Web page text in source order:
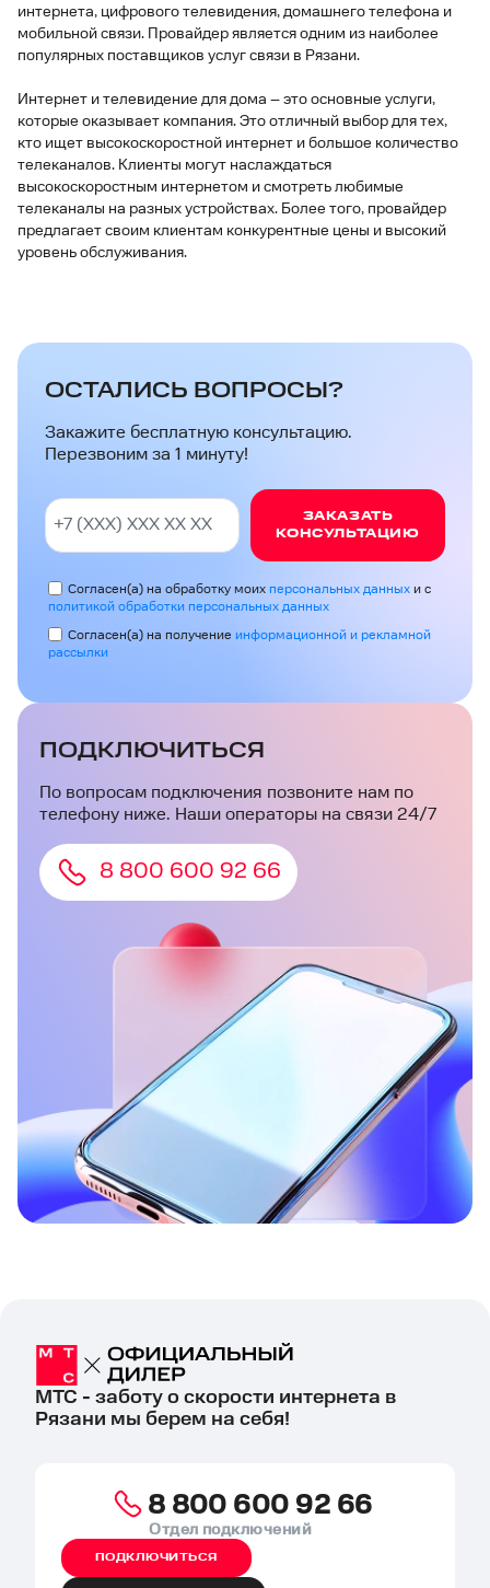
интернета, цифрового телевидения, домашнего телефона и
мобильной связи. Провайдер является одним из наиболее
популярных поставщиков услуг связи в Рязани.
Интернет и телевидение для дома – это основные услуги,
которые оказывает компания. Это отличный выбор для тех,
кто ищет высокоскоростной интернет и большое количество
телеканалов. Клиенты могут наслаждаться
высокоскоростным интернетом и смотреть любимые
телеканалы на разных устройствах. Более того, провайдер
предлагает своим клиентам конкурентные цены и высокий
уровень обслуживания.
ОСТАЛИСЬ ВОПРОСЫ?
Закажите бесплатную консультацию.
Перезвоним за 1 минуту!
ЗАКАЗАТЬ
КОНСУЛЬТАЦИЮ
Согласен(а) на обработку моих персональных данных и с
политикой обработки персональных данных
Согласен(а) на получение информационной и рекламной
рассылки
ПОДКЛЮЧИТЬСЯ
По вопросам подключения позвоните нам по
телефону ниже. Наши операторы на связи 24/7
8 800 600 92 66
МТС - заботу о скорости интернета в
Рязани мы берем на себя!
8 800 600 92 66
Отдел подключений
ПОДКЛЮЧИТЬСЯ